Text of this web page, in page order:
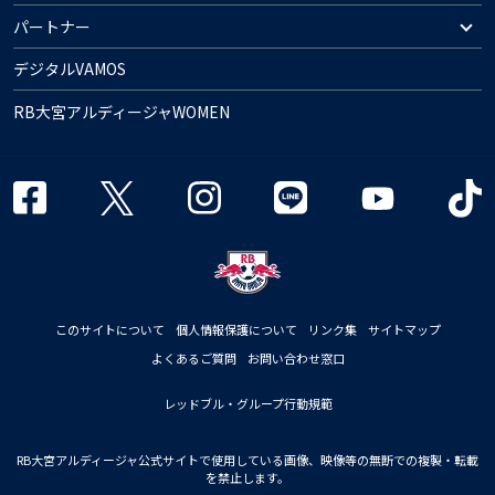
パートナー
デジタルVAMOS
RB大宮アルディージャWOMEN
このサイトについて 個人情報保護について リンク集
サイトマップ
よくあるご質問
お問い合わせ窓口
レッドブル・グループ行動規範
RB大宮アルディージャ公式サイトで使用している画像、映像等の無断での複製・転載
を禁止します。